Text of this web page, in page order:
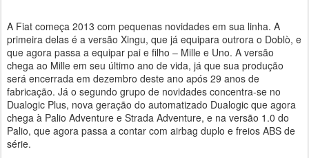
A Fiat começa 2013 com pequenas novidades em sua linha. A
primeira delas é a versão Xingu, que já equipara outrora o Doblò, e
que agora passa a equipar pai e filho – Mille e Uno. A versão
chega ao Mille em seu último ano de vida, já que sua produção
será encerrada em dezembro deste ano após 29 anos de
fabricação. Já o segundo grupo de novidades concentra-se no
Dualogic Plus, nova geração do automatizado Dualogic que agora
chega à Palio Adventure e Strada Adventure, e na versão 1.0 do
Palio, que agora passa a contar com airbag duplo e freios ABS de
série.